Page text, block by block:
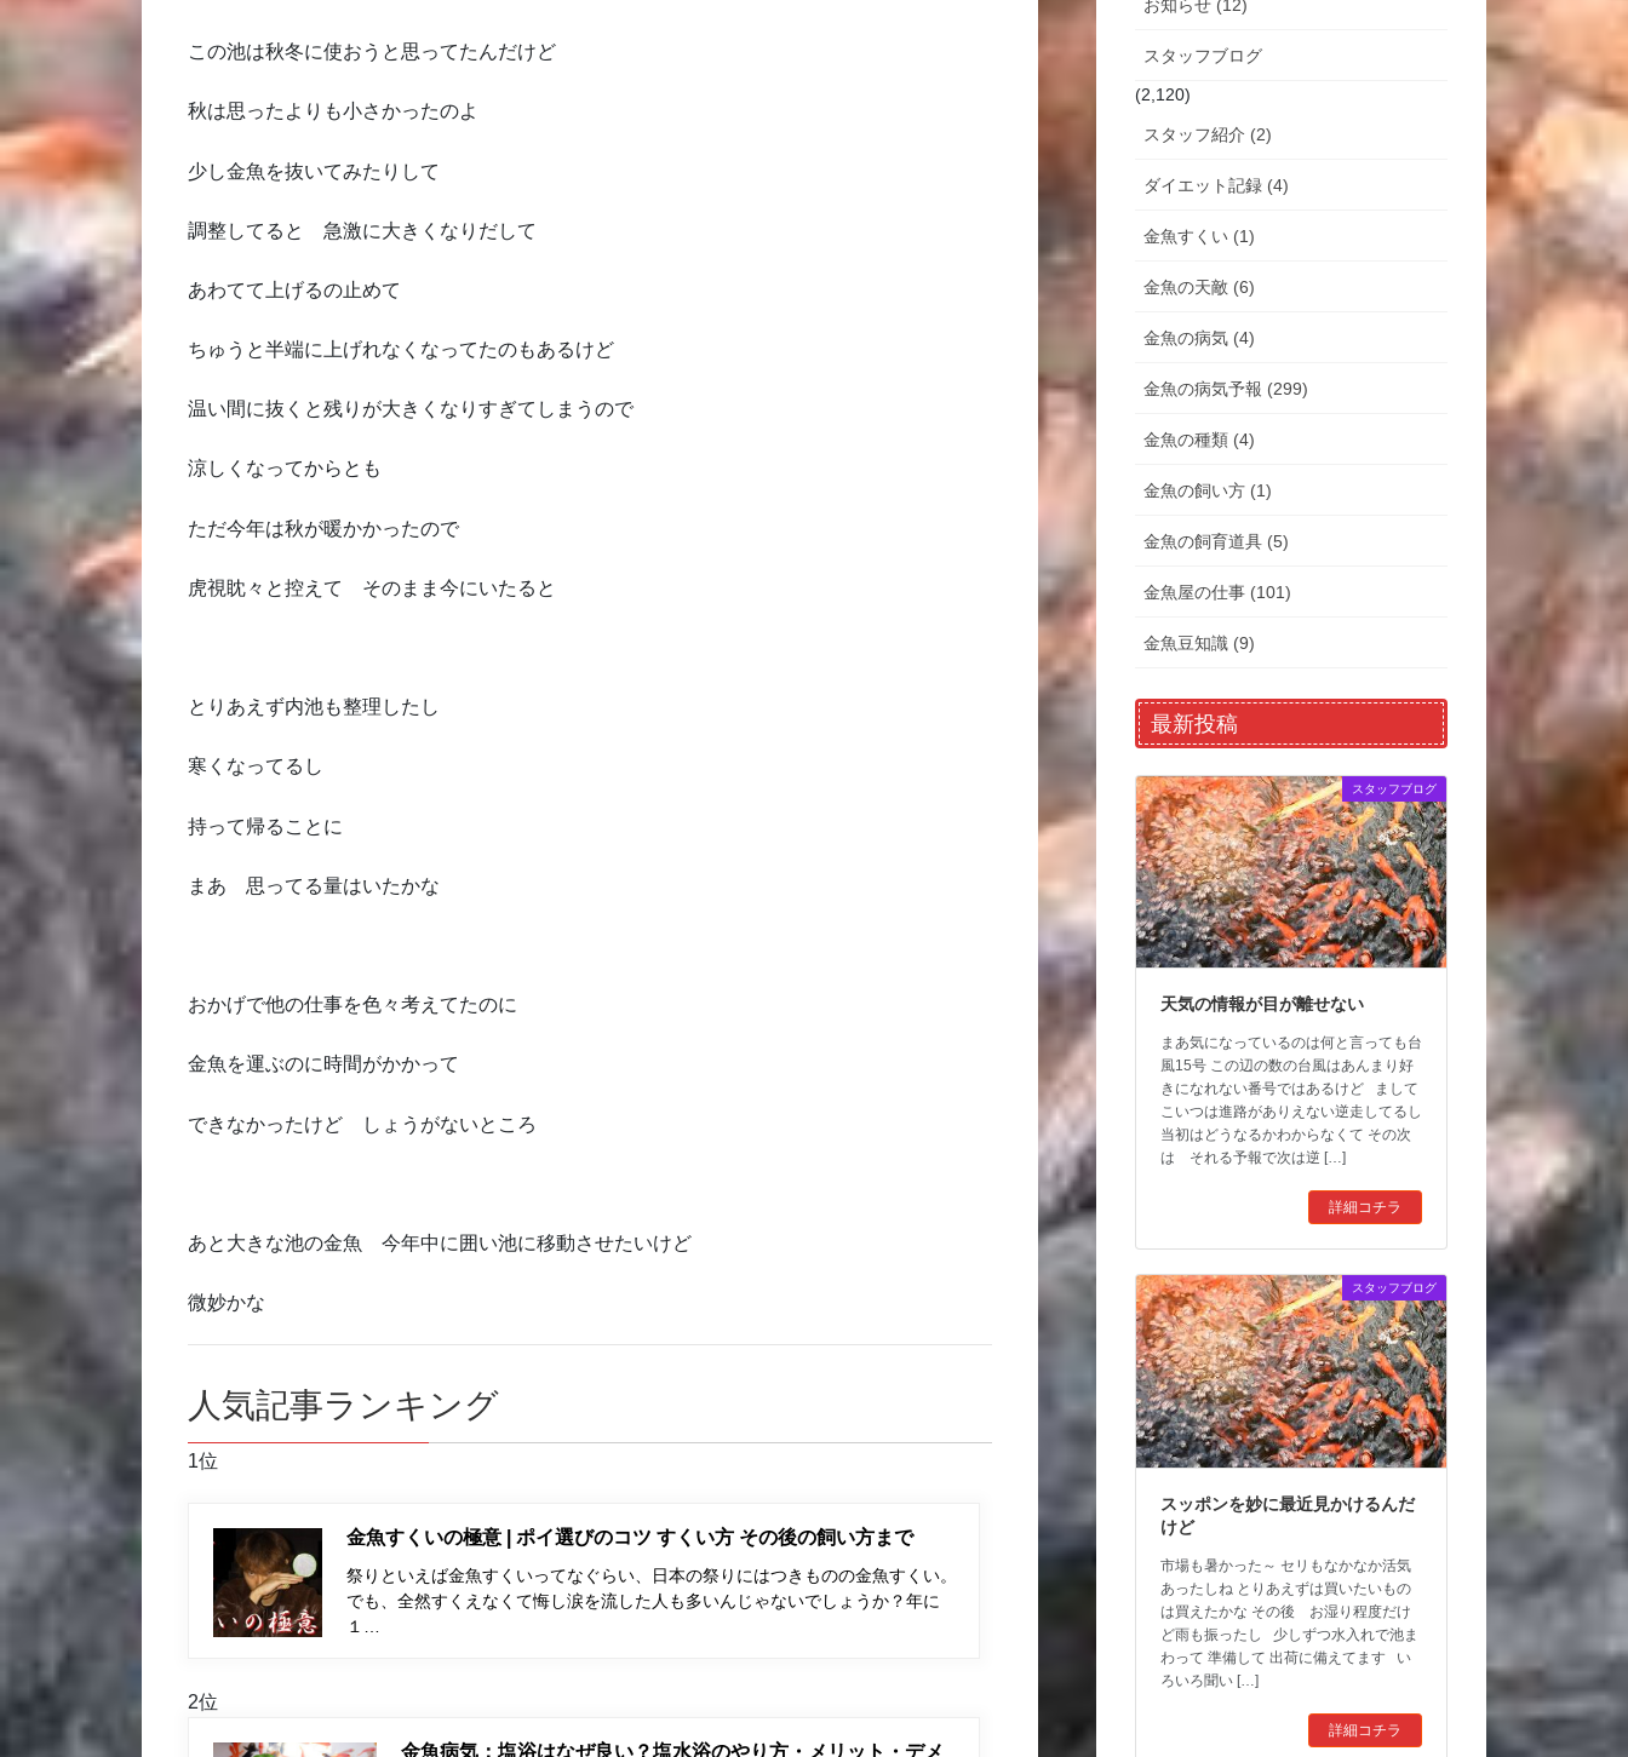
この池は秋冬に使おうと思ってたんだけど
秋は思ったよりも小さかったのよ
少し金魚を抜いてみたりして
調整してると 急激に大きくなりだして
あわてて上げるの止めて
ちゅうと半端に上げれなくなってたのもあるけど
温い間に抜くと残りが大きくなりすぎてしまうので
涼しくなってからとも
ただ今年は秋が暖かかったので
虎視眈々と控えて そのまま今にいたると
とりあえず内池も整理したし
寒くなってるし
持って帰ることに
まあ 思ってる量はいたかな
おかげで他の仕事を色々考えてたのに
金魚を運ぶのに時間がかかって
できなかったけど しょうがないところ
あと大きな池の金魚 今年中に囲い池に移動させたいけど
微妙かな
人気記事ランキング
1位
金魚すくいの極意 | ポイ選びのコツ すくい方 その後の飼い方まで
祭りといえば金魚すくいってなぐらい、日本の祭りにはつきものの金魚すくい。
でも、全然すくえなくて悔し涙を流した人も多いんじゃないでしょうか？年に
１…
2位
金魚病気：塩浴はなぜ良い？塩水浴のやり方・メリット・デメ
お知らせ (12)
スタッフブログ
(2,120)
スタッフ紹介 (2)
ダイエット記録 (4)
金魚すくい (1)
金魚の天敵 (6)
金魚の病気 (4)
金魚の病気予報 (299)
金魚の種類 (4)
金魚の飼い方 (1)
金魚の飼育道具 (5)
金魚屋の仕事 (101)
金魚豆知識 (9)
最新投稿
スタッフブログ
天気の情報が目が離せない
まあ気になっているのは何と言っても台
風15号 この辺の数の台風はあんまり好
きになれない番号ではあるけど まして
こいつは進路がありえない逆走してるし
当初はどうなるかわからなくて その次
は それる予報で次は逆 […]
詳細コチラ
スタッフブログ
スッポンを妙に最近見かけるんだ
けど
市場も暑かった～ セリもなかなか活気
あったしね とりあえずは買いたいもの
は買えたかな その後 お湿り程度だけ
ど雨も振ったし 少しずつ水入れで池ま
わって 準備して 出荷に備えてます い
ろいろ聞い […]
詳細コチラ